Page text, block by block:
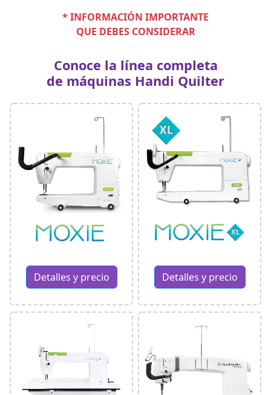
* INFORMACIÓN IMPORTANTE
QUE DEBES CONSIDERAR
Conoce la línea completa
de máquinas Handi Quilter
Detalles y precio Detalles y precio